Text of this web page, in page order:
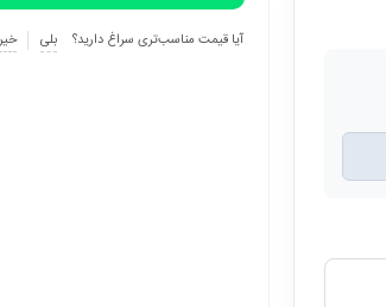
آیا قیمت مناسب‌تری سراغ دارید؟ بلی